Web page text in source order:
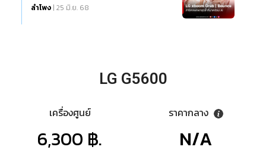
ลำโพง | 25 มิ.ย. 68
LG G5600
เครื่องศูนย์
6,300 ฿.
ราคากลาง
N/A